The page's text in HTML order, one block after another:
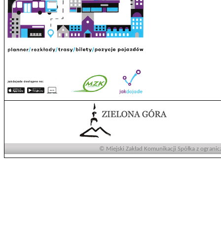
© Miejski Zakład Komunikacji Spółka z